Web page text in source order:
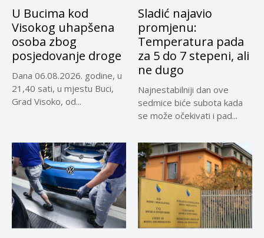
U Bucima kod
Visokog uhapšena
osoba zbog
posjedovanje droge
Dana 06.08.2026. godine, u
21,40 sati, u mjestu Buci,
Grad Visoko, od...
Sladić najavio
promjenu:
Temperatura pada
za 5 do 7 stepeni, ali
ne dugo
Najnestabilniji dan ove
sedmice biće subota kada
se može očekivati i pad...